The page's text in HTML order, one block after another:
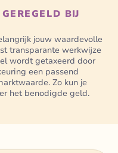
BIJ
jouw waardevolle
transparante werkwijze
wordt getaxeerd door
een passend
Zo kun je
het benodigde geld.